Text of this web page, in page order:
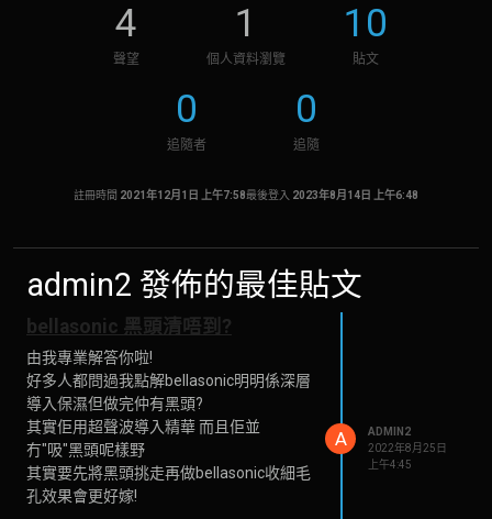
4
聲望
1
個人資料瀏覽
10
貼文
0
追隨者
0
追隨
註冊時間 2021年12月1日 上午7:58最後登入 2023年8月14日 上午6:48
admin2 發佈的最佳貼文
bellasonic 黑頭清唔到?
由我專業解答你啦!
好多人都問過我點解bellasonic明明係深層
導入保濕但做完仲有黑頭?
其實佢用超聲波導入精華 而且佢並
冇"吸"黑頭呢樣野
其實要先將黑頭挑走再做bellasonic收細毛
孔效果會更好嫁!
A
ADMIN2
2022年8月25日
上午4:45